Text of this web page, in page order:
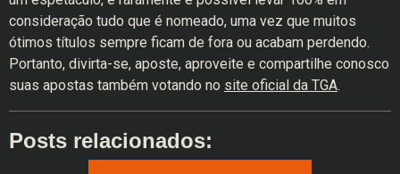
consideração tudo que é nomeado, uma vez que muitos
ótimos títulos sempre ficam de fora ou acabam perdendo.
Portanto, divirta-se, aposte, aproveite e compartilhe conosco
suas apostas também votando no site oficial da TGA.
Posts relacionados: